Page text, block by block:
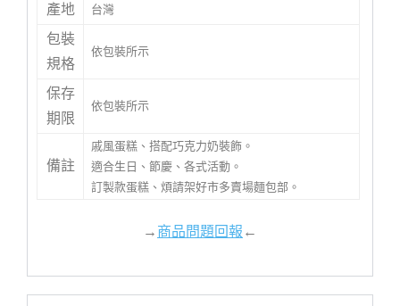
產地 台灣
包裝
規格
依包裝所示
保存
期限
依包裝所示
備註
戚風蛋糕、搭配巧克力奶裝飾。
適合生日、節慶、各式活動。
訂製款蛋糕、煩請架好市多賣場麵包部。
→商品問題回報←